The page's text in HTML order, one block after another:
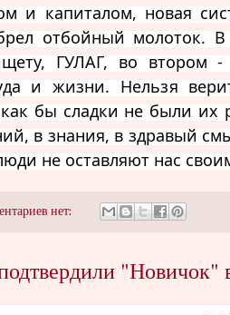
и капиталом, новая
отбойный молоток.
ГУЛАГ, во втором
и жизни. Нельзя
как бы сладки не были
в знания, в здравый
не оставляют нас
нет:
"Новичок"